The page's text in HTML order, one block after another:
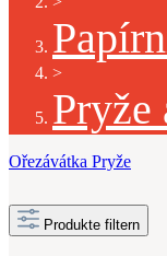
>
Pryže
Ořezávátka Pryže
Produkte filtern